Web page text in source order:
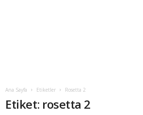
Ana Sayfa Etiketler Rosetta 2
Etiket: rosetta 2